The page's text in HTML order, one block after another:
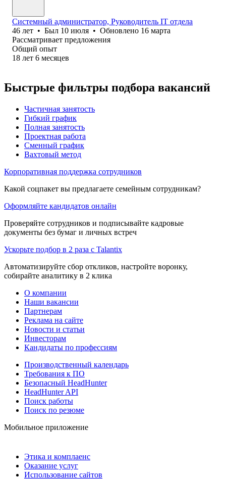
Системный администратор, Руководитель IT отдела
46 лет • Был 10 июля • Обновлено 16 марта
Рассматривает предложения
Общий опыт
18 лет 6 месяцев
Быстрые фильтры подбора вакансий
Частичная занятость
Гибкий график
Полная занятость
Проектная работа
Сменный график
Вахтовый метод
Корпоративная поддержка сотрудников
Какой соцпакет вы предлагаете семейным сотрудникам?
Оформляйте кандидатов онлайн
Проверяйте сотрудников и подписывайте кадровые
документы без бумаг и личных встреч
Ускорьте подбор в 2 раза с Talantix
Автоматизируйте сбор откликов, настройте воронку,
собирайте аналитику в 2 клика
О компании
Наши вакансии
Партнерам
Реклама на сайте
Новости и статьи
Инвесторам
Кандидаты по профессиям
Производственный календарь
Требования к ПО
Безопасный HeadHunter
HeadHunter API
Поиск работы
Поиск по резюме
Мобильное приложение
Этика и комплаенс
Оказание услуг
Использование сайтов